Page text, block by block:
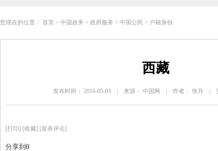
您现在的位置： 首页 > 中国政务 > 政府服务 > 中国公民 > 户籍身份
西藏
发布时间： 2016-05-03 | 来源： 中国网 | 作者： 张月 |
[打印] [收藏] [发表评论]
分享到 0